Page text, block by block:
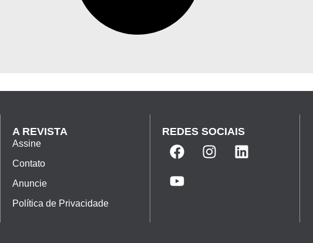
A REVISTA
Assine
Contato
Anuncie
Política de Privacidade
REDES SOCIAIS